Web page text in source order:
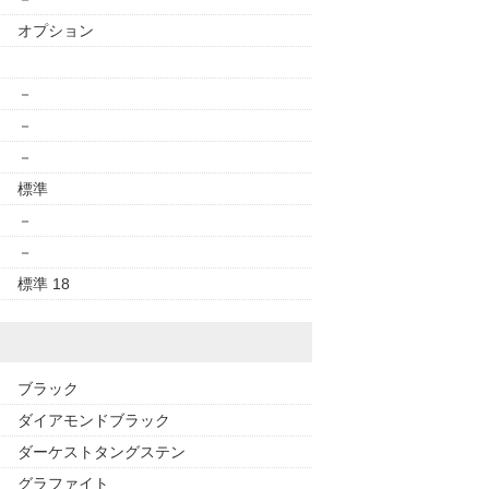
オプション
－
－
－
標準
－
－
標準 18
ブラック
ダイアモンドブラック
ダーケストタングステン
グラファイト